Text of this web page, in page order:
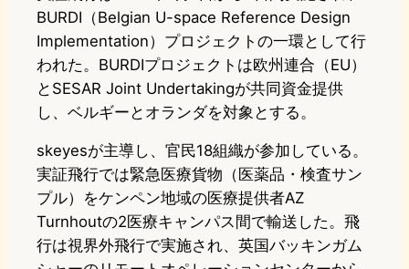
BURDI（Belgian U-space Reference Design
Implementation）プロジェクトの一環として行
われた。BURDIプロジェクトは欧州連合（EU）
とSESAR Joint Undertakingが共同資金提供
し、ベルギーとオランダを対象とする。
skeyesが主導し、官民18組織が参加している。
実証飛行では緊急医療貨物（医薬品・検査サン
プル）をケンペン地域の医療提供者AZ
Turnhoutの2医療キャンパス間で輸送した。飛
行は視界外飛行で実施され、英国バッキンガム